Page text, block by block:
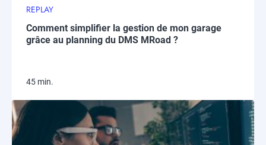
REPLAY
Comment simplifier la gestion de mon garage
grâce au planning du DMS MRoad ?​
45 min.